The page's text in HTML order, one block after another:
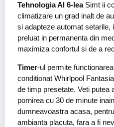
Tehnologia Al 6-leaSimt ii
climatizare un grad inalt de
si adapteze automat setarile,
preluat in permanenta din
maximiza confortul si de a
Timer-ul permite
conditionat Whirlpool
de timp presetate. Veti putea
pornirea cu 30 de minute
dumneavoastra acasa,
ambianta placuta, fara a fi